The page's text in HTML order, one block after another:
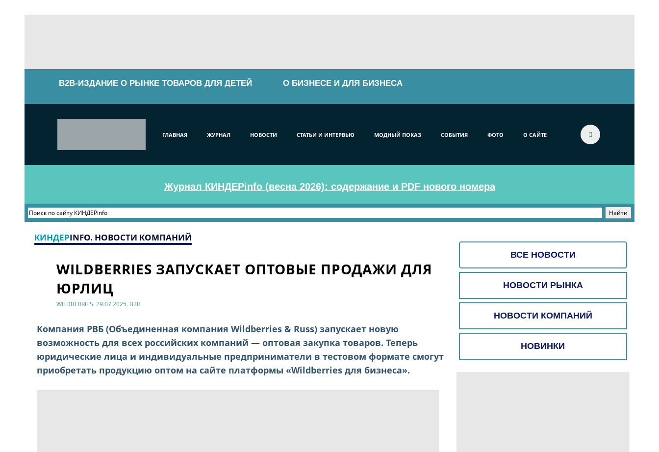
B2B-ИЗДАНИЕ О РЫНКЕ ТОВАРОВ ДЛЯ ДЕТЕЙ О БИЗНЕСЕ И ДЛЯ БИЗНЕСА
ГЛАВНАЯ ЖУРНАЛ НОВОСТИ СТАТЬИ И ИНТЕРВЬЮ МОДНЫЙ ПОКАЗ СОБЫТИЯ ФОТО О САЙТЕ
Журнал КИНДЕРinfo (весна 2026): содержание и PDF нового номера
ВСЕ НОВОСТИ
НОВОСТИ РЫНКА
НОВОСТИ КОМПАНИЙ
НОВИНКИ
КИНДЕРINFO. НОВОСТИ КОМПАНИЙ
WILDBERRIES ЗАПУСКАЕТ ОПТОВЫЕ ПРОДАЖИ ДЛЯ
ЮРЛИЦ
WILDBERRIES. 29.07.2025. B2B
Компания РВБ (Объединенная компания Wildberries & Russ) запускает новую
возможность для всех российских компаний — оптовая закупка товаров. Теперь
юридические лица и индивидуальные предприниматели в тестовом формате смогут
приобретать продукцию оптом на сайте платформы «Wildberries для бизнеса».